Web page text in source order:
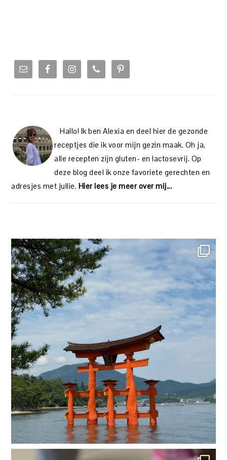
SIDEBAR
Hallo! Ik ben Alexia en deel hier de gezonde
receptjes die ik voor mijn gezin maak. Oh ja,
alle recepten zijn gluten- en lactosevrij. Op
deze blog deel ik onze favoriete gerechten en
adresjes met jullie. Hier lees je meer over mij...